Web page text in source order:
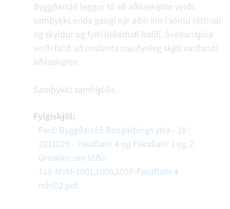
Byggðarráð leggur til að aðilaskiptin verði
samþykkt enda gangi nýr aðili inn í sömu réttindi
og skyldur og fyrri lóðarhafi hafði. Sveitarstjóra
verði falið að undirrita nauðynleg skjöl varðandi
aðilaskiptin.
Samþykkt samhljóða.
Fylgiskjöl:
Fwd: Byggðarráð Rangárþings ytra - 18 :
2011029 - Faxaflatir 4 og Fákaflatir 1 og 2.
Umsókn um lóðir
718-MVM-1001,1006,1007-Faxaflatir 4
mhl02.pdf